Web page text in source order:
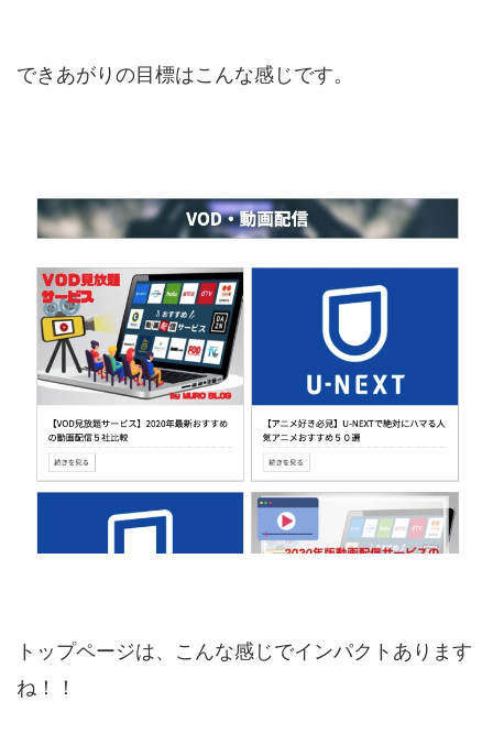
できあがりの目標はこんな感じです。
トップページは、こんな感じでインパクトあります
ね！！